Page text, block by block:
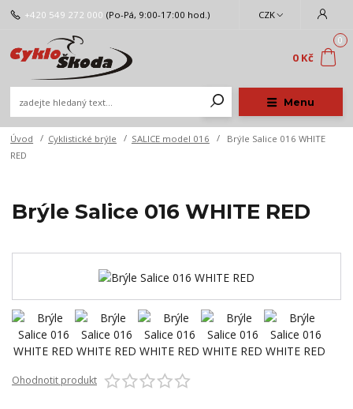
Menu
CZK
+420 549 272 000 (Po-Pá, 9:00-17:00 hod.)
0
0 Kč
Úvod Cyklistické brýle SALICE model 016
Brýle Salice 016 WHITE
RED
Brýle Salice 016 WHITE RED
Ohodnotit produkt